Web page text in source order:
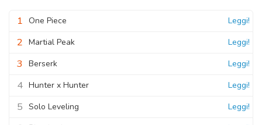
1 One Piece Leggi!
2 Martial Peak Leggi!
3 Berserk Leggi!
4 Hunter x Hunter Leggi!
5 Solo Leveling Leggi!